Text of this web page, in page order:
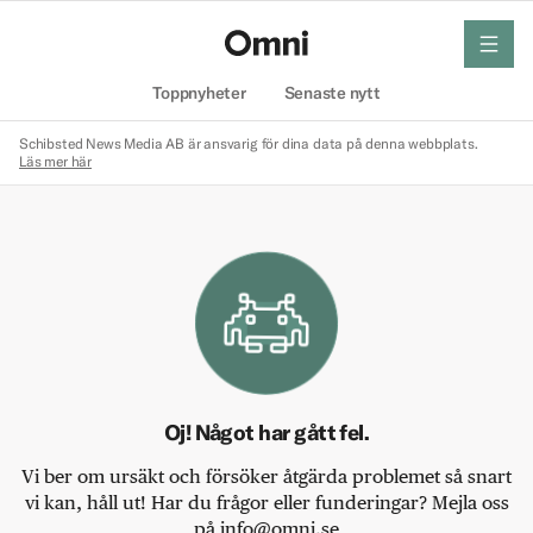
Toppnyheter Senaste nytt
meny
Schibsted News Media AB är ansvarig för dina data på denna webbplats.
Läs mer här
Oj! Något har gått fel.
Vi ber om ursäkt och försöker åtgärda problemet så snart
vi kan, håll ut! Har du frågor eller funderingar? Mejla oss